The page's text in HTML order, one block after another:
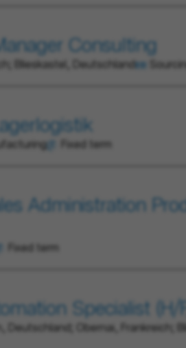
Consulting
Blieskastel, Deutschland
Fixed term
Administration
Fixed term
Specialist (H/
Deutschland; Obernai, Frankreich;